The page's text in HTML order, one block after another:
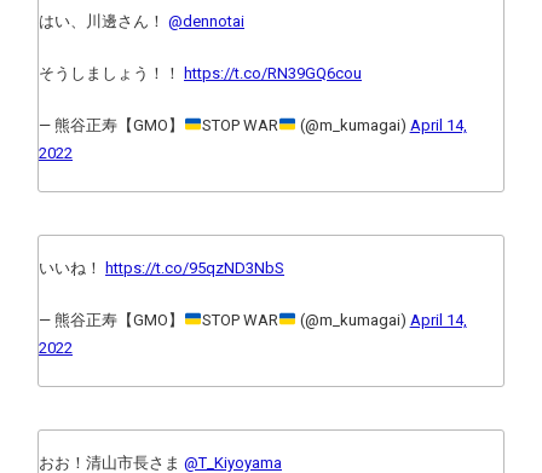
はい、川邊さん！ @dennotai
そうしましょう！！ https://t.co/RN39GQ6cou
— 熊谷正寿【GMO】 STOP WAR (@m_kumagai) April 14,
2022
いいね！ https://t.co/95qzND3NbS
— 熊谷正寿【GMO】 STOP WAR (@m_kumagai) April 14,
2022
おお！清山市長さま @T_Kiyoyama